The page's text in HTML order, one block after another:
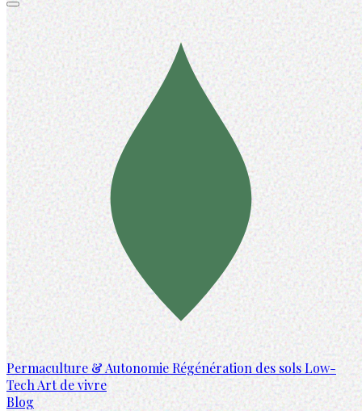
Permaculture & AutonomieRégénération des solsLow-
Tech Art de vivre
Blog